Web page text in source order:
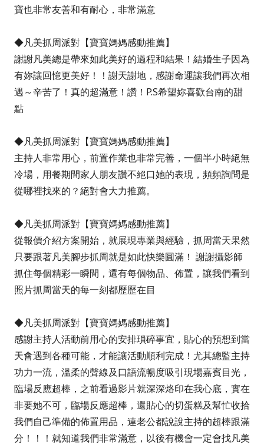
寶也非常友善和有耐心，非常滿意
◆凡美抓周派對【寶寶媽媽感動推薦】
謝謝凡美總是帶來如此美好的過程和結果！結婚生子因為
有妳讓回憶更美好！！謝天謝地，感謝命運讓我們再次相
遇～辛苦了！真的超滿意！讚！P.S希望妳喜歡台南的甜
點
◆凡美抓周派對【寶寶媽媽感動推薦】
主持人非常用心，前置作業也非常完善，一個半小時絕無
冷場，用餐期間家人朋友讚不絕口她的表現，頻頻詢問是
從哪裡找來的？絕對會大力推薦。
◆凡美抓周派對【寶寶媽媽感動推薦】
從報價介紹方案開始，就展現專業與經驗，抓周當天果然
只要跟著凡美腳步抓周就是如此快樂圓滿！ 謝謝攝影師
抓住每個精彩一瞬間，還有每個物品、佈置，讓我們看到
照片抓周當天的每一刻都歷歷在目
◆凡美抓周派對【寶寶媽媽感動推薦】
感謝主持人活動前用心的安排瑣碎事宜，貼心的預想到當
天會遇到各種可能，才能讓活動順利完成！尤其總監主持
功力一流，溫柔的聲線及口語流暢度吸引現場嘉賓目光，
臨場反應超棒，之前看過影片就深深烙印在我心底，實在
非要她不可，臨場反應超棒，還貼心的切蛋糕及幫忙收拾
我們自己準備的佈置用品，連老公都說說主持的超棒跟滿
分！！！就知道我們非常滿意，以後有機會一定會找凡美